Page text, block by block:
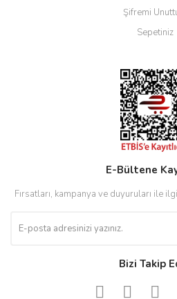
Şifremi
Sepetiniz
E-Bültene
Fırsatları, kampanya ve duyuruları ile
Bizi Takip